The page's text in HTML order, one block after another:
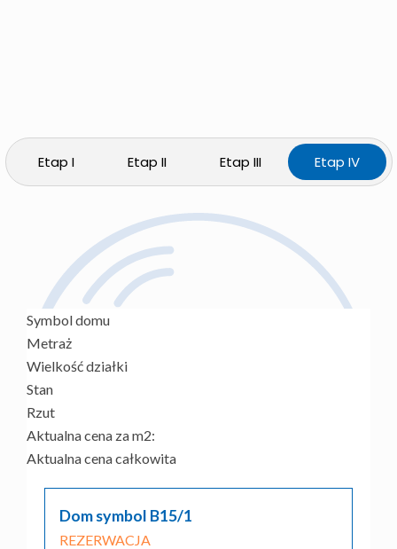
Etap I Etap II Etap III Etap IV
Symbol domu
Metraż
Wielkość działki
Stan
Rzut
Aktualna cena za m2:
Aktualna cena całkowita
Dom symbol B15/1
REZERWACJA